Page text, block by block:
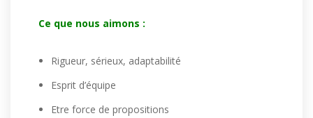
Ce que nous aimons :
Rigueur, sérieux, adaptabilité
Esprit d’équipe
Etre force de propositions